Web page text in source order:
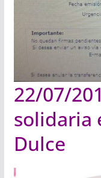
22/07/
solidaria
Dulce